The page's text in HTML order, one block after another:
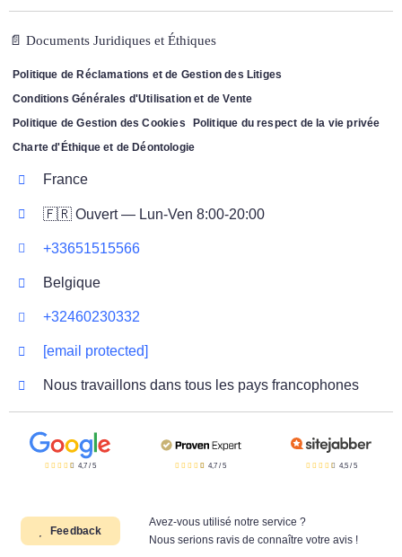
📄 Documents Juridiques et Éthiques
Politique de Réclamations et de Gestion des Litiges
Conditions Générales d'Utilisation et de Vente
Politique de Gestion des Cookies
Politique du respect de la vie privée
Charte d'Éthique et de Déontologie
France
🇫🇷 Ouvert — Lun-Ven 8:00-20:00
+33651515566
Belgique
+32460230332
[email protected]
Nous travaillons dans tous les pays francophones
4,7/ 5 4,7 /5 4,5/ 5
Feedback
Avez-vous utilisé notre service ?
Nous serions ravis de connaître votre avis !